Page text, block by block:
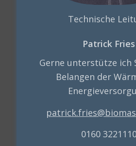
Technische
Patrick Fries
Gerne unterstütze ich
Belangen der
0160